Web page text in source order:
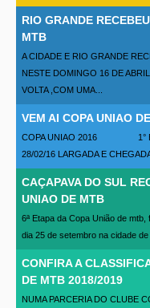
RIO GRANDE
MTB
A CIDADE E RIO GRANDE
NESTE DOMINGO 16 DE
VOLTA ,COM UMA...
VEM AI COPA UNIAO
COPA UNIAO 2016 1°
28/02/16 LARGADA E
CAÇAPAVA DO SUL
UNIAO DE MTB
6ª Etapa da Copa União de
dia 25 de setembro na cidade
CONFIRA A
DE MTB 2018/2019
NUMA PARCERIA DO CLUBE